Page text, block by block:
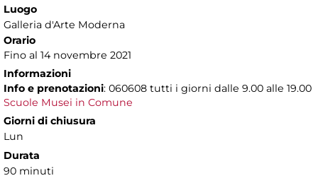
Luogo
Galleria d'Arte Moderna
Orario
Fino al 14 novembre 2021
Informazioni
Info e prenotazioni: 060608 tutti i giorni dalle 9.00 alle 19.00
Scuole Musei in Comune
Giorni di chiusura
Lun
Durata
90 minuti